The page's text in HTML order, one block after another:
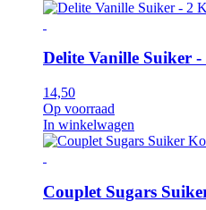
Delite Vanille Suiker
14,50
Op voorraad
In winkelwagen
Couplet Sugars